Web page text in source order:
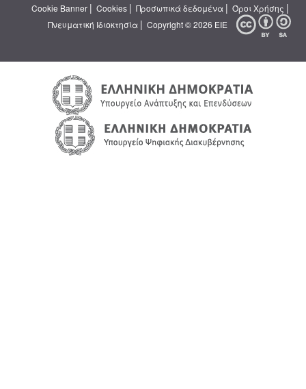
Cookie Banner | Cookies | Προσωπικά δεδομένα | Όροι Χρήσης |
Πνευματική Ιδιοκτησία | Copyright © 2026 ΕΙΕ